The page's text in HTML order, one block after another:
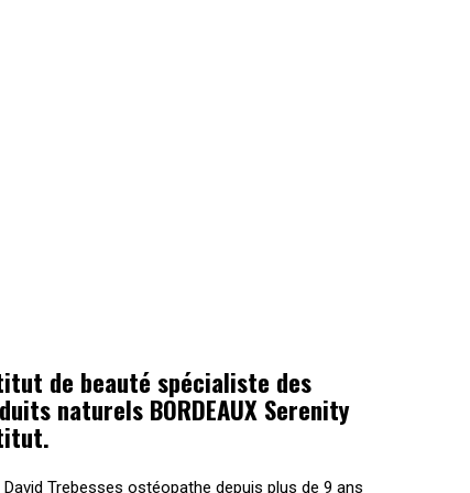
de beauté spécialiste des
naturels BORDEAUX Serenity
David Trebesses ostéopathe depuis plus de 9 ans